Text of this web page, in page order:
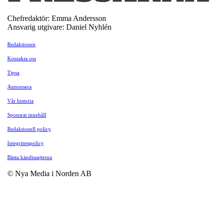
Chefredaktör: Emma Andersson
Ansvarig utgivare: Daniel Nyhlén
Redaktionen
Kontakta oss
Tipsa
Annonsera
Vår historia
Sponsrat innehåll
Redaktionell policy
Integritetspolicy
Bästa kändissajterna
© Nya Media i Norden AB